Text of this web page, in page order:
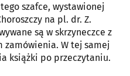
szafce, wystawionej
na pl. dr. Z.
są w skrzyneczce z
zamówienia. W tej samej
książki po przeczytaniu.